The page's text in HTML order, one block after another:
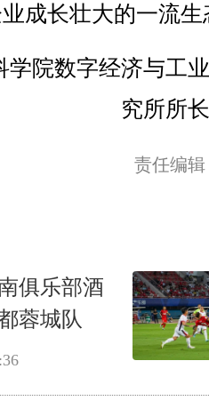
成长壮大的一流生
院数字经济与工
究所所
责任编
俱乐部酒
蓉城队